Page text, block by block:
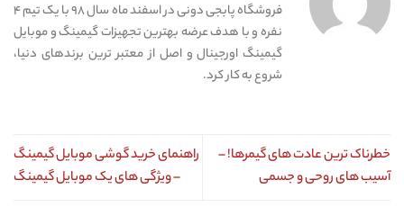
فروشگاه پابجی دونی در اسفند ماه سال ۹۸ با یک تیم ۴
نفره و با هدف عرضه بهترین تجهیزات گیمینگ و موبایل
گیمینگ اورجینال و اصل از معتبر ترین برندهای دنیا،
شروع به کار کرد.
خطرناک ترین عادت های گیمرها! –
آسیب های روحی و جسمی
راهنمای خرید گوشی موبایل گیمینگ
– ویژگی های یک موبایل گیمینگ